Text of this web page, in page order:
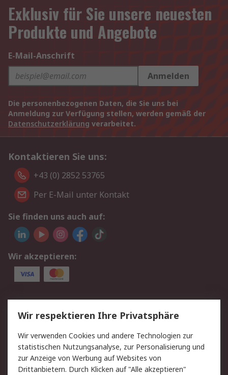
Exklusiv für Sie unsere neuesten
Produkte und Angebote
E-Mail-Anschrift
Anmelden
Die personenbezogenen Daten, die Sie uns bei
Anmeldung zur Verfügung stellen, werden gemäß der
Datenschutzerklärung verarbeitet.
Kontaktieren Sie uns:
+43 (0) 2852 53765
Per E-Mail unter Kontakt
Sie finden uns auch auf:
Wir akzeptieren:
Service
Value Added Services
Lieferlösungen
Rücksendung/Entsorgung Kontakt
Hilfe
Wir respektieren Ihre Privatsphäre
Wir verwenden Cookies und andere Technologien zur
statistischen Nutzungsanalyse, zur Personalisierung und
zur Anzeige von Werbung auf Websites von
Drittanbietern. Durch Klicken auf "Alle akzeptieren"